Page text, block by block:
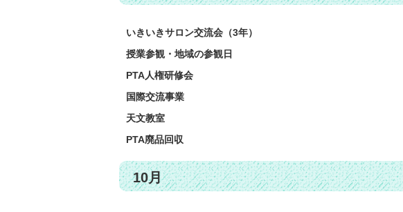
いきいきサロン交流会（3年）
授業参観・地域の参観日
PTA人権研修会
国際交流事業
天文教室
PTA廃品回収
10月